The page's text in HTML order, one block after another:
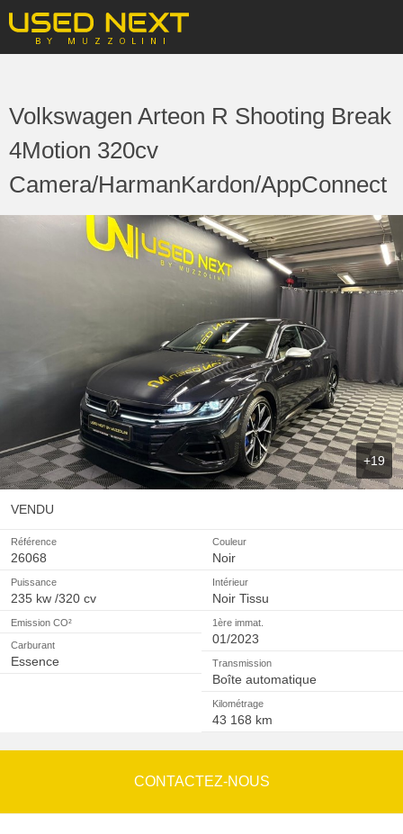
Volkswagen Arteon R Shooting Break
4Motion 320cv
Camera/HarmanKardon/AppConnect
+19
VENDU
Référence
26068
Puissance
235 kw /320 cv
Emission CO²
Carburant
Essence
Couleur
Noir
Intérieur
Noir Tissu
1ère immat.
01/2023
Transmission
Boîte automatique
Kilométrage
43 168 km
CONTACTEZ-NOUS